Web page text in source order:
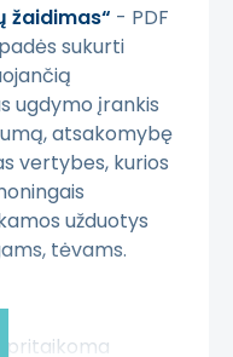
žaidimas“ - PDF
sukurti
ugdymo įrankis
atsakomybę
vertybes, kurios
užduotys
tėvams.
pritaikoma